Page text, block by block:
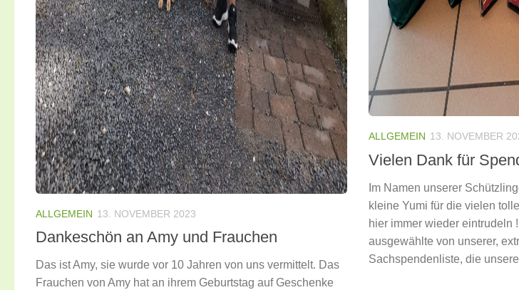
ALLGEMEIN 13. NOVEMBER 2023
Dankeschön an Amy und Frauchen
Das ist Amy, sie wurde vor 10 Jahren von uns vermittelt. Das
Frauchen von Amy hat an ihrem Geburtstag auf Geschenke
ALLGEMEIN 13. NOVEMBER
Vielen Dank für
Im Namen unserer
kleine Yumi für die vielen
hier immer wieder eintrudeln
ausgewählte von unserer,
Sachspendenliste, die